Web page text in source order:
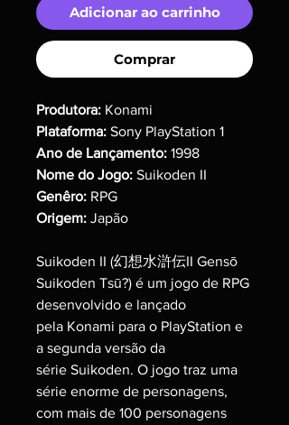
Adicionar ao carrinho
Comprar
Produtora: Konami
Plataforma: Sony PlayStation 1
Ano de Lançamento: 1998
Nome do Jogo: Suikoden II
Genêro: RPG
Origem: Japão
Suikoden II (幻想水滸伝II Gensō
Suikoden Tsū?) é um jogo de RPG
desenvolvido e lançado
pela Konami para o PlayStation e
a segunda versão da
série Suikoden. O jogo traz uma
série enorme de personagens,
com mais de 100 personagens